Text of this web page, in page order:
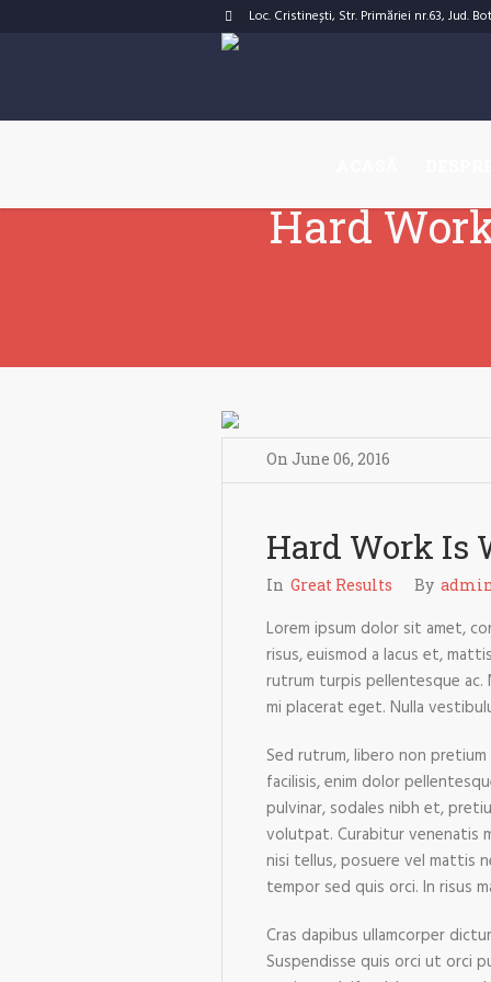
Loc. Cristinești, Str. Primăriei nr.63, Jud.
Hard
On June 06, 2016
Hard Work Is
In Great Results By
Lorem ipsum dolor sit amet,
risus, euismod a lacus et,
rutrum turpis pellentesque ac.
mi placerat eget. Nulla
Sed rutrum, libero non
facilisis, enim dolor
pulvinar, sodales nibh et,
volutpat. Curabitur venenatis
nisi tellus, posuere vel mattis
tempor sed quis orci. In risus
Cras dapibus ullamcorper
Suspendisse quis orci ut orci